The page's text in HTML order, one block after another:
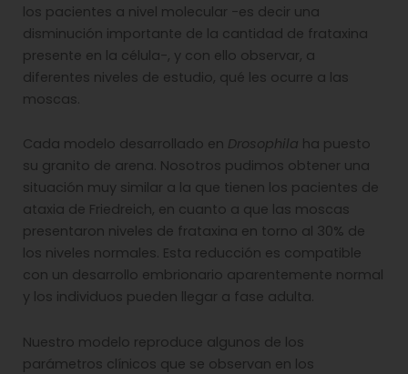
los pacientes a nivel molecular -es decir una
disminución importante de la cantidad de frataxina
presente en la célula-, y con ello observar, a
diferentes niveles de estudio, qué les ocurre a las
moscas.
Cada modelo desarrollado en Drosophila ha puesto
su granito de arena. Nosotros pudimos obtener una
situación muy similar a la que tienen los pacientes de
ataxia de Friedreich, en cuanto a que las moscas
presentaron niveles de frataxina en torno al 30% de
los niveles normales. Esta reducción es compatible
con un desarrollo embrionario aparentemente normal
y los individuos pueden llegar a fase adulta.
Nuestro modelo reproduce algunos de los
parámetros clínicos que se observan en los